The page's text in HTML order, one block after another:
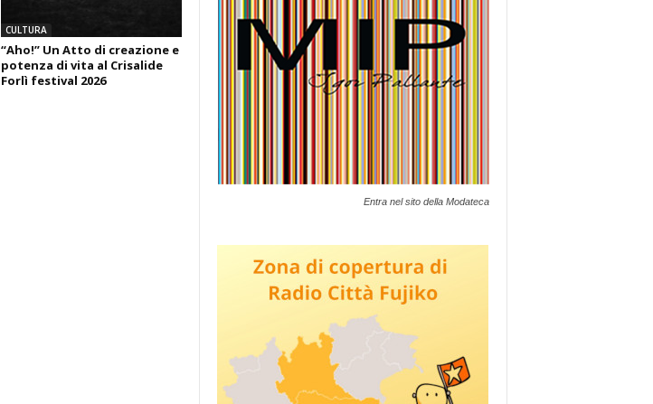
CULTURA
“Aho!” Un Atto di creazione e
potenza di vita al Crisalide
Forlì festival 2026
Entra nel sito della Modateca